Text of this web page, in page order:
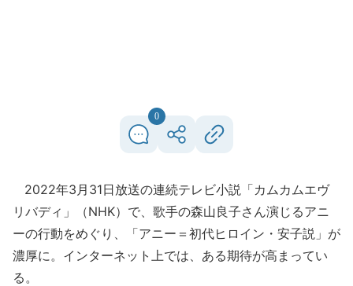
0
2022年3月31日放送の連続テレビ小説「カムカムエヴ
リバディ」（NHK）で、歌手の森山良子さん演じるアニ
ーの行動をめぐり、「アニー＝初代ヒロイン・安子説」が
濃厚に。インターネット上では、ある期待が高まってい
る。